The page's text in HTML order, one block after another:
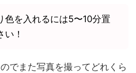
色を入れるには5〜10分置
い！
でまた写真を撮ってどれくら